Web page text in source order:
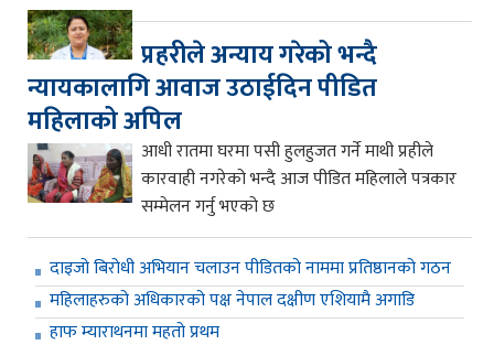
प्रहरीले अन्याय गरेको भन्दै
न्यायकालागि आवाज उठाईदिन पीडित
महिलाको अपिल
आधी रातमा घरमा पसी हुलहुजत गर्ने माथी प्रहीले
कारवाही नगरेको भन्दै आज पीडित महिलाले पत्रकार
सम्मेलन गर्नु भएको छ
दाइजो बिरोधी अभियान चलाउन पीडितको नाममा प्रतिष्ठानको गठन
महिलाहरुको अधिकारको पक्ष नेपाल दक्षीण एशियामै अगाडि
हाफ म्याराथनमा महतो प्रथम